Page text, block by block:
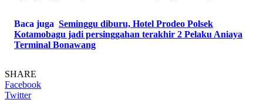
Baca juga Seminggu diburu, Hotel Prodeo Polsek
Kotamobagu jadi persinggahan terakhir 2 Pelaku Aniaya
Terminal Bonawang
SHARE
Facebook
Twitter